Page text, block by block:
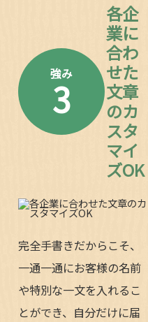
強み
3
各企
業に
合わ
せた
文章
のカ
スタ
マイ
ズOK
完全手書きだからこそ、
一通一通にお客様の名前
や特別な一文を入れるこ
とができ、自分だけに届